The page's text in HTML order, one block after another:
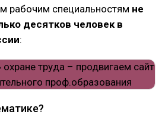
рабочим специальностям не
десятков человек в
: